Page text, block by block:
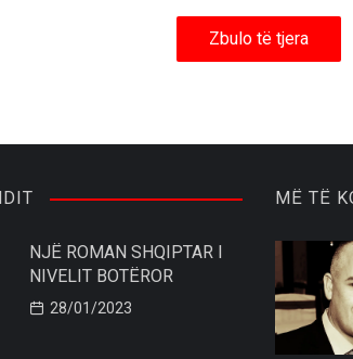
Zbulo të tjera
NJË ROMAN SHQIPTAR I
NIVELIT BOTËROR
28/01/2023
MË TË